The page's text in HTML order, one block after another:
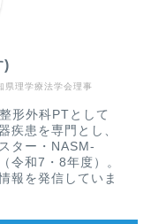
理学療法学会理事
)
形外科PTとして
疾患を専門とし、
ター・NASM-
令和7・8年度）。
報を発信していま
から探す